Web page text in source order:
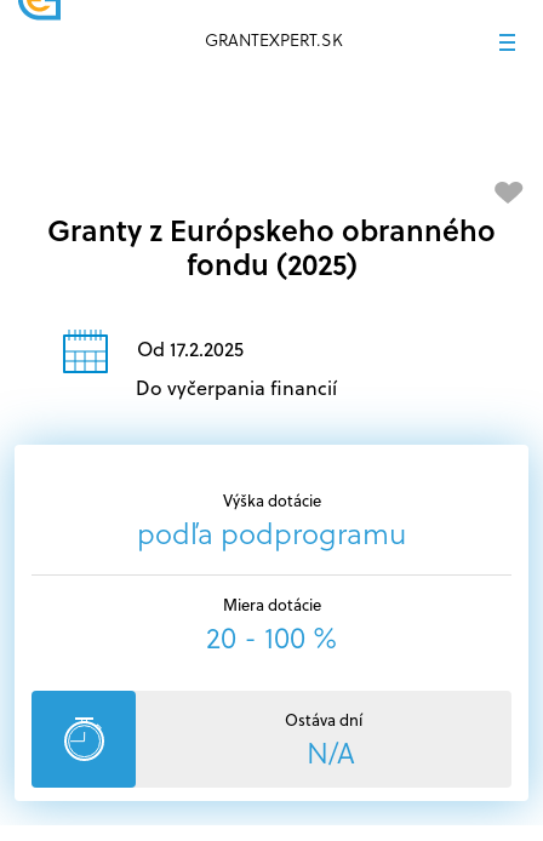
GRANTEXPERT.SK
Výška dotácie
podľa podprogramu
Miera dotácie
20 - 100 %
Ostáva dní
N/A
Granty z Európskeho obranného
fondu (2025)
Od 17.2.2025
Do vyčerpania financií